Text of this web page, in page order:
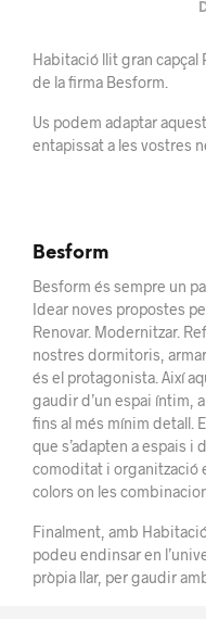
Habitació llit gran capçal
de la firma Besform.
Us podem adaptar
entapissat a les vostres
Besform
Besform és sempre un
Idear noves propostes
Renovar. Modernitzar.
nostres dormitoris,
és el protagonista. Així
gaudir d’un espai íntim,
fins al més mínim detall.
que s’adapten a espais i
comoditat i organització
colors on les
Finalment, amb
podeu endinsar en
pròpia llar, per gaudir